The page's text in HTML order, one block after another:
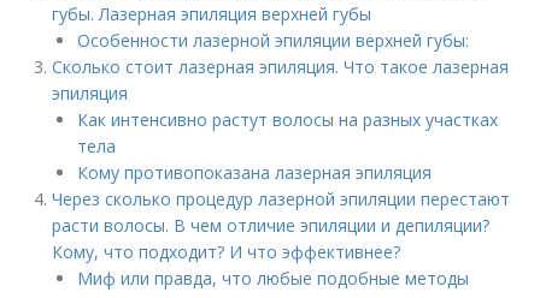
губы. Лазерная эпиляция верхней губы
Особенности лазерной эпиляции верхней губы:
Сколько стоит лазерная эпиляция. Что такое лазерная
эпиляция
Как интенсивно растут волосы на разных участках
тела
Кому противопоказана лазерная эпиляция
Через сколько процедур лазерной эпиляции перестают
расти волосы. В чем отличие эпиляции и депиляции?
Кому, что подходит? И что эффективнее?
Миф или правда, что любые подобные методы